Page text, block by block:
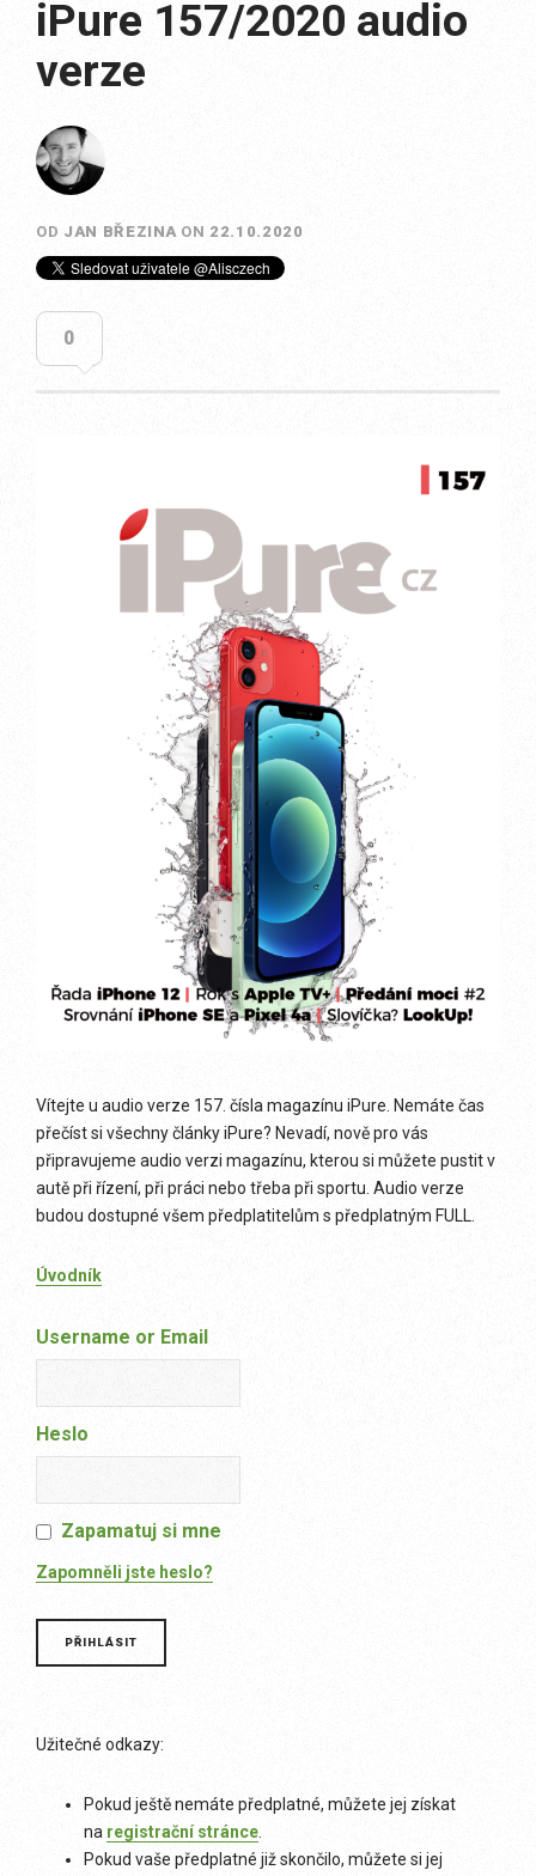
iPure 157/2020 audio
verze
OD JAN BŘEZINA ON 22.10.2020
0
Vítejte u audio verze 157. čísla magazínu iPure. Nemáte čas
přečíst si všechny články iPure? Nevadí, nově pro vás
připravujeme audio verzi magazínu, kterou si můžete pustit v
autě při řízení, při práci nebo třeba při sportu. Audio verze
budou dostupné všem předplatitelům s předplatným FULL.
Úvodník
Username or Email
Heslo
Zapamatuj si mne
Zapomněli jste heslo?
Užitečné odkazy:
Pokud ještě nemáte předplatné, můžete jej získat
na registrační stránce
Pokud vaše předplatné již skončilo, můžete si jej